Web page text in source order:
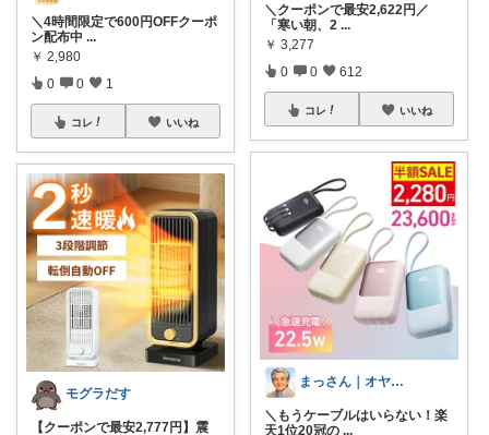
＼4時間限定で600円OFFクーポ
ン配布中 ...
￥ 2,980
0 0 1
コレ いいね
モグラだす
【クーポンで最安2,777円】震
＼クーポンで最安2,622円／
「寒い朝、2 ...
￥ 3,277
0 0 612
コレ いいね
まっさん｜オヤジの楽ラク探し
＼もうケーブルはいらない！楽
天1位20冠の ...